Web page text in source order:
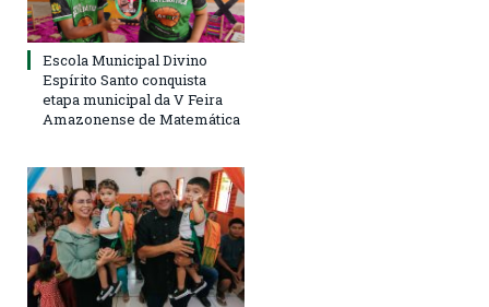
Escola Municipal Divino
Espírito Santo conquista
etapa municipal da V Feira
Amazonense de Matemática